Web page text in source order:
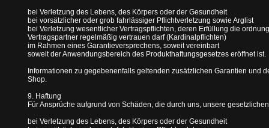
bei Verletzung des Lebens, des Körpers oder der Gesundheit
bei vorsätzlicher oder grob fahrlässiger Pflichtverletzung sowie Arglist
bei Verletzung wesentlicher Vertragspflichten, deren Erfüllung die
Vertragspartner regelmäßig vertrauen darf (Kardinalpflichten)
im Rahmen eines Garantieversprechens, soweit vereinbart
soweit der Anwendungsbereich des Produkthaftungsgesetzes eröffnet ist.
Informationen zu gegebenenfalls geltenden zusätzlichen Garantien
Shop.
9. Haftung
Für Ansprüche aufgrund von Schäden, die durch uns, unsere
bei Verletzung des Lebens, des Körpers oder der Gesundheit